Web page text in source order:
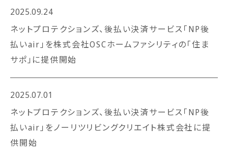
2025.09.24
ネットプロテクションズ、後払い決済サービス「NP後
払いair」を株式会社OSCホームファシリティの「住ま
サポ」に提供開始
2025.07.01
ネットプロテクションズ、後払い決済サービス「NP後
払いair」をノーリツリビングクリエイト株式会社に提
供開始